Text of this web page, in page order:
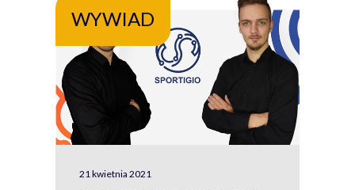
WYWIAD
21 kwietnia 2021